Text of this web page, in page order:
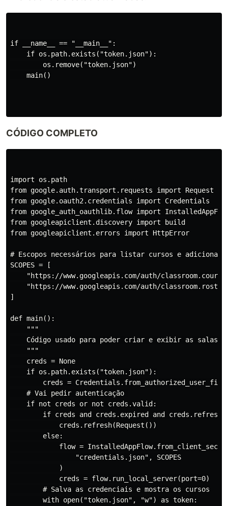
if __name__ == "__main__":
    if os.path.exists("token.json"):
        os.remove("token.json")
    main()
CÓDIGO COMPLETO
import os.path
from google.auth.transport.requests import Request
from google.oauth2.credentials import Credentials
from google_auth_oauthlib.flow import
from googleapiclient.discovery import build
from googleapiclient.errors import HttpError
# Escopos necessários para listar cursos e adicionar
SCOPES = [
"https://www.googleapis.com/auth/
"https://www.googleapis.com/auth/
]
def main():
    """
Código usado para poder criar e exibir as salas
    """
    creds = None
    if os.path.exists("token.json"):
creds =
    # Vai pedir autenticação
    if not creds or not creds.valid:
if creds and creds.expired and
            creds.refresh(Request())
        else:
flow =
                "credentials.json", SCOPES
            )
            creds = flow.run_local_server(port=0)
        # Salva as credenciais e mostra os cursos
        with open("token.json", "w") as token: